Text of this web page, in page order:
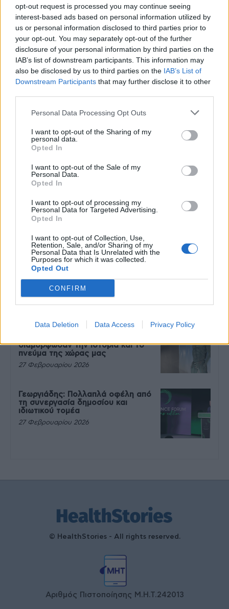
opt-out request is processed you may continue seeing
interest-based ads based on personal information utilized by
us or personal information disclosed to third parties prior to
your opt-out. You may separately opt-out of the further
disclosure of your personal information by third parties on the
IAB’s list of downstream participants. This information may
also be disclosed by us to third parties on the IAB’s List of
Downstream Participants that may further disclose it to other
Personal Data Processing Opt Outs
I want to opt-out of the Sharing of my
personal data.
Opted In
I want to opt-out of the Sale of my
Personal Data.
Opted In
I want to opt-out of processing my
Personal Data for Targeted Advertising.
Opted In
I want to opt-out of Collection, Use,
Retention, Sale, and/or Sharing of my
Personal Data that Is Unrelated with the
Purposes for which it was collected.
Opted Out
CONFIRM
Data Deletion Data Access Privacy Policy
ΕΙΔΉΣΕΙΣ
ΕΙΔΉΣΕΙΣ
Άδωνις: Μετά το Πάσχα τα
δωρεάν απογευματινά
χειρουργεία ή με χρήματα του
Ταμείου Ανάκαμψης ή του ΠΔΕ –
Ένταση με Πολάκη
4 Απριλίου 2024
Τελευταία Νέα
9 πράγματα που δεν πρέπει να
λέτε σε έναν επισκέπτη
27 Φεβρουαρίου 2026
γεννηθεί μέσω εξωσωματικής, με
την υποστήριξη της Be-Live
Μεταπροπονητική πείνα: Ο λόγος
που θέλεις να καταβροχθίσεις τα
πάντα μετά την άσκηση
27 Φεβρουαρίου 2026
Ωρίων – Σπάνια νοσήματα
διαμόρφωσαν την ιστορία και το
πνεύμα της χώρας μας
27 Φεβρουαρίου 2026
Γεωργιάδης: Πολλαπλά οφέλη από
τη συνεργασία δημοσίου και
ιδιωτικού τομέα
27 Φεβρουαρίου 2026
© HealthStories - All rights reserved.
Αριθμός Πιστοποίησης Μ.Η.Τ.242013